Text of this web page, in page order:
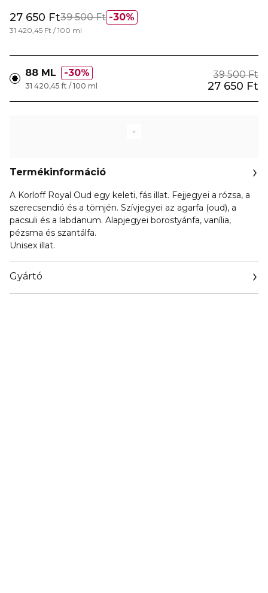
30%
27 650 Ft39 500 Ft
31 420,45 Ft / 100 ml
88 ML 30% 39 500 Ft
27 650 Ft
31 420,45 ft / 100 ml
Termékinformáció
A Korloff Royal Oud egy keleti, fás illat. Fejjegyei a rózsa, a
szerecsendió és a tömjén. Szívjegyei az agarfa (oud), a
pacsuli és a labdanum. Alapjegyei borostyánfa, vanília,
pézsma és szantálfa.
Unisex illat.
Gyártó